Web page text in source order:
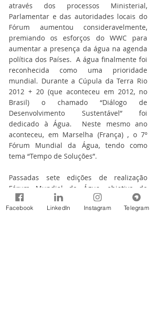
através dos processos Ministerial,
Parlamentar e das autoridades locais do
Fórum aumentou consideravelmente,
premiando os esforços do WWC para
aumentar a presença da água na agenda
política dos Países.  A água finalmente foi
reconhecida como uma prioridade
mundial. Durante a Cúpula da Terra Rio
2012 + 20 (que aconteceu em 2012, no
Brasil) o chamado “Diálogo de
Desenvolvimento Sustentável” foi
dedicado à Água.  Neste mesmo ano
aconteceu, em Marselha (França) , o 7º
Fórum Mundial da Água, tendo como
tema “Tempo de Soluções”.
Passadas sete edições de realização
Fórum Mundial da Água, objetivo do
Conselho Mundial da água é agora
manter a água na mesa de discussões
Facebook LinkedIn Instagram Telegram